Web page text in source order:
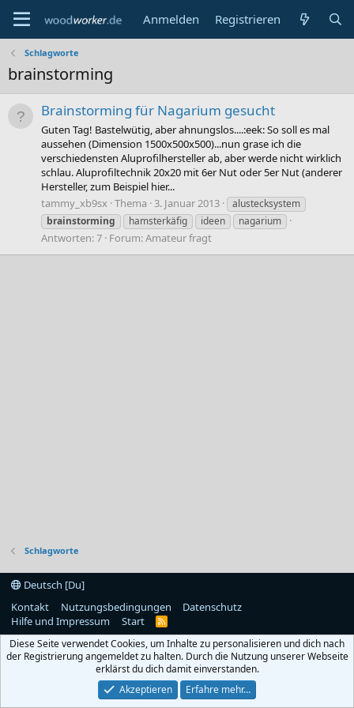
Anmelden Registrieren
Schlagworte
brainstorming
Brainstorming für Nagarium gesucht
Guten Tag! Bastelwütig, aber ahnungslos....:eek: So soll es mal
aussehen (Dimension 1500x500x500)...nun grase ich die
verschiedensten Aluprofilhersteller ab, aber werde nicht wirklich
schlau. Aluprofiltechnik 20x20 mit 6er Nut oder 5er Nut (anderer
Hersteller, zum Beispiel hier...
tammy_xb9sx Thema 3. Januar 2013
alustecksystem
brainstorming
hamsterkäfig ideen nagarium
Antworten: 7 Forum:Amateur fragt
Schlagworte
Deutsch [Du]
Kontakt
Nutzungsbedingungen
Datenschutz
Hilfe und Impressum
Start
R
S
Diese Seite verwendet Cookies, um Inhalte zu personalisieren und dich nach
der Registrierung angemeldet zu halten. Durch die Nutzung unserer Webseite
erklärst du dich damit einverstanden.
Akzeptieren
Erfahre mehr…